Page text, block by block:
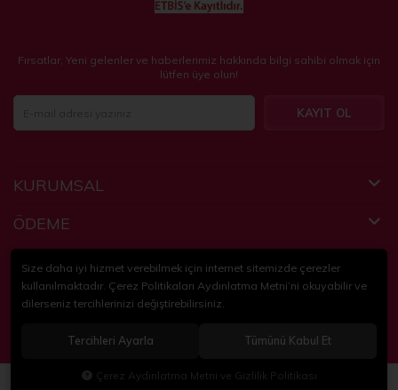
Fırsatlar, Yeni gelenler ve haberlerimiz hakkında bilgi sahibi olmak için
lütfen üye olun!
KAYIT OL
KURUMSAL
ÖDEME
FAYDALI BİLGİLER
© 2018-2024KidsPartim. Tüm hakları saklıdır.
Hipotenüs Yeni Nesil E-Ticaret Sistemleri ile Hazırlanmıştır.
Size daha iyi hizmet verebilmek için internet sitemizde çerezler
kullanılmaktadır. Çerez Politikaları Aydınlatma Metni’ni okuyabilir ve
dilerseniz tercihlerinizi değiştirebilirsiniz.
Tercihleri Ayarla Tümünü Kabul Et
Çerez Aydınlatma Metni ve Gizlilik Politikası